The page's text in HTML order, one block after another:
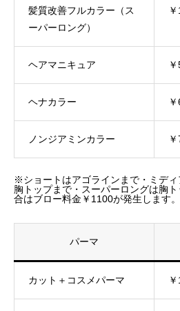
髪質改善フルカラー（ス
ーパーロング）
ヘアマニキュア
ヘナカラー
ノンジアミンカラー
※ショートはアゴラインまで・ミデ
胸トップまで・スーパーロングは胸
合はブロー料金￥1100が発生します。
パーマ
カット＋コスメパーマ